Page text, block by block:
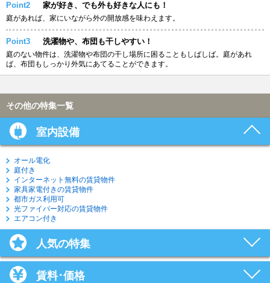
Point2 家が好き、でも外も好きな人にも！
庭があれば、家にいながら外の開放感を味わえます。
Point3 洗濯物や、布団も干しやすい！
庭のない物件は、洗濯物や布団の干し場所に困ることもしばしば。庭があれ
ば、布団もしっかり外気にあてることができます。
その他の特集一覧
室内設備
オール電化
庭付き
インターネット無料の賃貸物件
家具家電付きの賃貸物件
都市ガス利用可
光ファイバー対応の賃貸物件
エアコン付き
人気の特集
賃料･価格